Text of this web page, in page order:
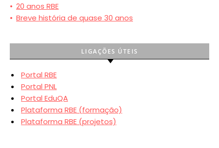
• 20 anos RBE
• Breve história de quase 30 anos
LIGAÇÕES ÚTEIS
Portal RBE
Portal PNL
Portal EduQA
Plataforma RBE (formação)
Plataforma RBE (projetos)